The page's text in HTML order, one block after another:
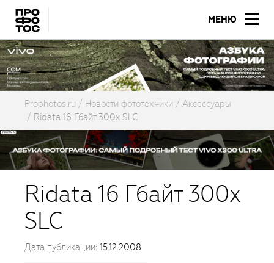
МЕНЮ
Prophotos.ru Новости фототехники
Аксессуары
Ridata 16 Гбайт 300x SLC
Ridata 16 Гбайт 300x
SLC
Дата публикации: 15.12.2008